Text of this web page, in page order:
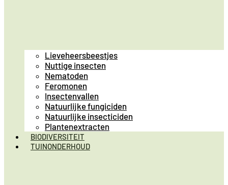
Lieveheersbeestjes
Nuttige insecten
Nematoden
Feromonen
Insectenvallen
Natuurlijke fungiciden
Natuurlijke insecticiden
Plantenextracten
BIODIVERSITEIT
TUINONDERHOUD